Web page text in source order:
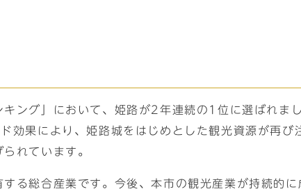
ング」において、姫路が2年連続の1位に選ばれま
効果により、姫路城をはじめとした観光資源が再び
れています。
る総合産業です。今後、本市の観光産業が持続的